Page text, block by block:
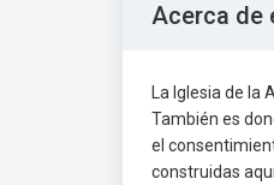
Acerca de
La Iglesia de
También es
el
construidas